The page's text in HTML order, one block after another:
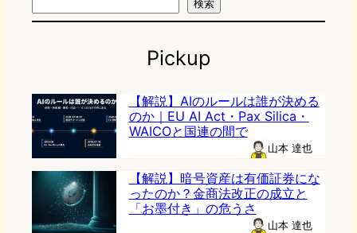
検索
Pickup
【解説】AIのルールは誰が決める
のか｜EU AI Act・Pax Silica・
WAICOと国連の間で
山本 達也
【解説】暗号資産は有価証券にな
ったのか？金商法改正の成立と
「お墨付き」の危うさ
山本 達也